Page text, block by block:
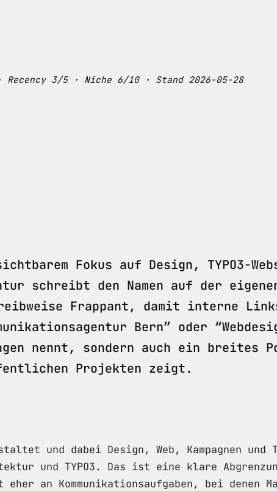
3/5 · Niche 6/10 · Stand 2026-05-28
Fokus auf Design, TYPO3-
schreibt den Namen auf der
Frappant, damit interne
Bern” oder
nennt, sondern auch ein breites
Projekten zeigt.
und dabei Design, Web, Kampagnen
und TYPO3. Das ist eine klare
an Kommunikationsaufgaben, bei denen